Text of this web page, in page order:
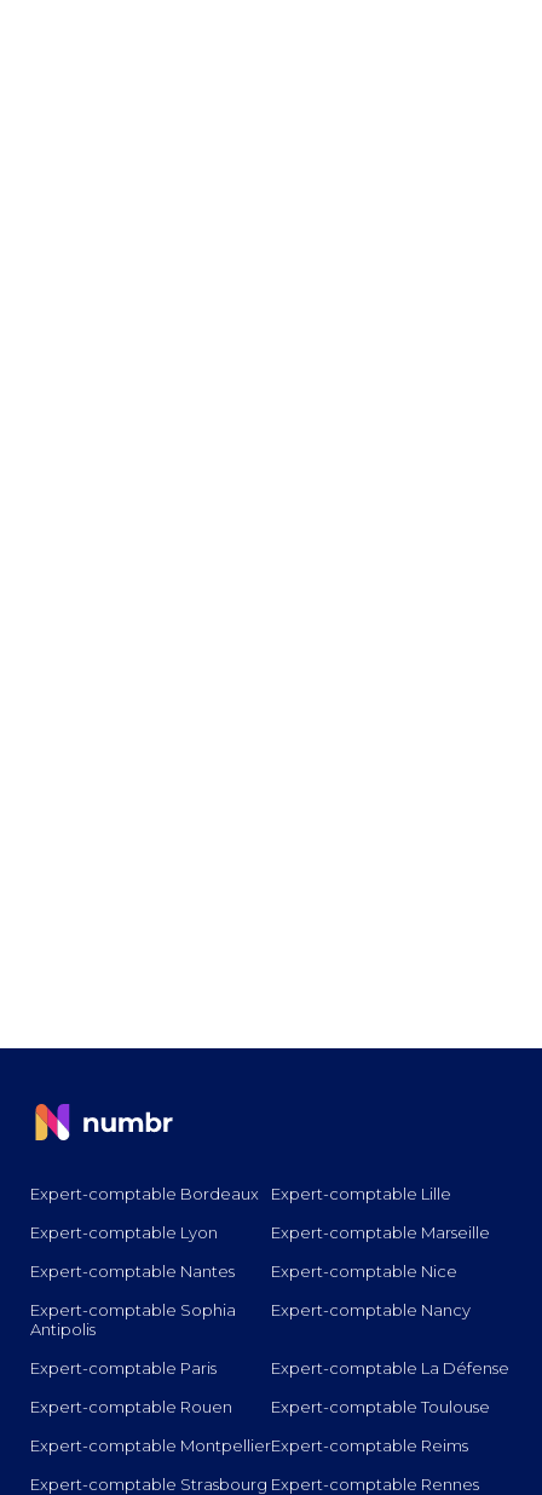
Expert-comptable Bordeaux
Expert-comptable Lille
Expert-comptable Lyon
Expert-comptable Marseille
Expert-comptable Nantes
Expert-comptable Nice
Expert-comptable Sophia
Antipolis
Expert-comptable Nancy
Expert-comptable Paris
Expert-comptable La Défense
Expert-comptable Rouen
Expert-comptable Toulouse
Expert-comptable MontpellierExpert-comptable Reims
Expert-comptable Strasbourg Expert-comptable Rennes